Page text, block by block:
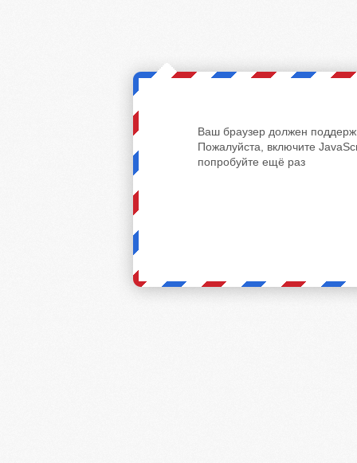
Ваш браузер должен
Пожалуйста, включите
попробуйте ещё раз